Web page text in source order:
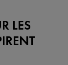
LES